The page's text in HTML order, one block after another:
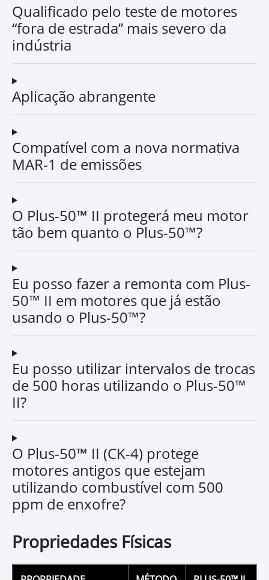
Qualificado pelo teste de motores
“fora de estrada” mais severo da
indústria
Aplicação abrangente
Compatível com a nova normativa
MAR-1 de emissões
O Plus-50™ II protegerá meu motor
tão bem quanto o Plus-50™?
Eu posso fazer a remonta com Plus-
50™ II em motores que já estão
usando o Plus-50™?
Eu posso utilizar intervalos de trocas
de 500 horas utilizando o Plus-50™
II?
O Plus-50™ II (CK-4) protege
motores antigos que estejam
utilizando combustível com 500
ppm de enxofre?
Propriedades Físicas